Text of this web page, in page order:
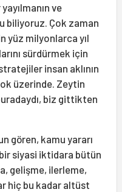
ve
biliyoruz. Çok zaman
yüz milyonlarca yıl
sürdürmek için
insan aklının
üzerinde. Zeytin
biz gittikten
gören, kamu yararı
siyasi iktidara bütün
gelişme, ilerleme,
hiç bu kadar altüst